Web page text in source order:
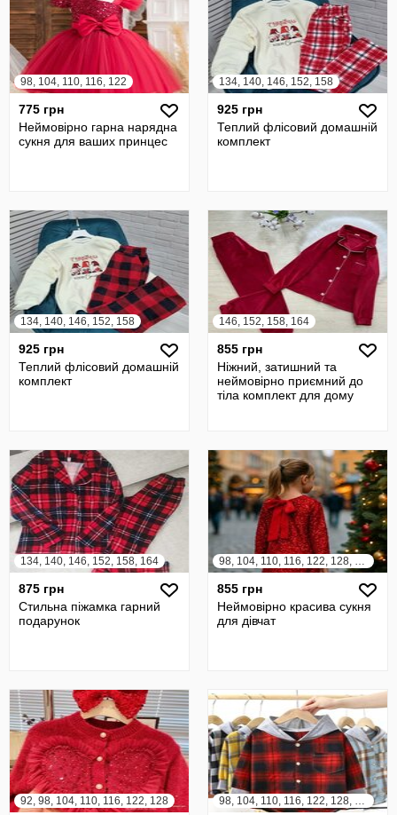
98, 104, 110, 116, 122
775 грн
Неймовірно гарна нарядна
сукня для ваших принцес
134, 140, 146, 152, 158
925 грн
Теплий флісовий домашній
комплект
134, 140, 146, 152, 158
925 грн
Теплий флісовий домашній
комплект
146, 152, 158, 164
855 грн
Ніжний, затишний та
неймовірно приємний до
тіла комплект для дому
134, 140, 146, 152, 158, 164
875 грн
Стильна піжамка гарний
подарунок
98, 104, 110, 116, 122, 128, 134, 140, 146, 152, 158
855 грн
Неймовірно красива сукня
для дівчат
92, 98, 104, 110, 116, 122, 128 98, 104, 110, 116, 122, 128, 134, 140